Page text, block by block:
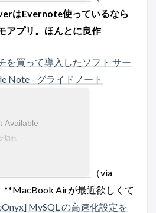
はEvernote使っているなら
アプリ。ほんとに良作
を買って導入したソフト サー
Note - グライドノート
（via
**MacBook Airが最近欲しくて
MySQL の高速化設定を